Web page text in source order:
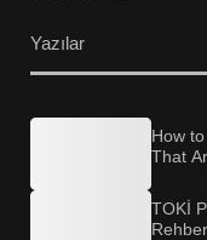
Yazılar
How
That
TOKİ
Rehber